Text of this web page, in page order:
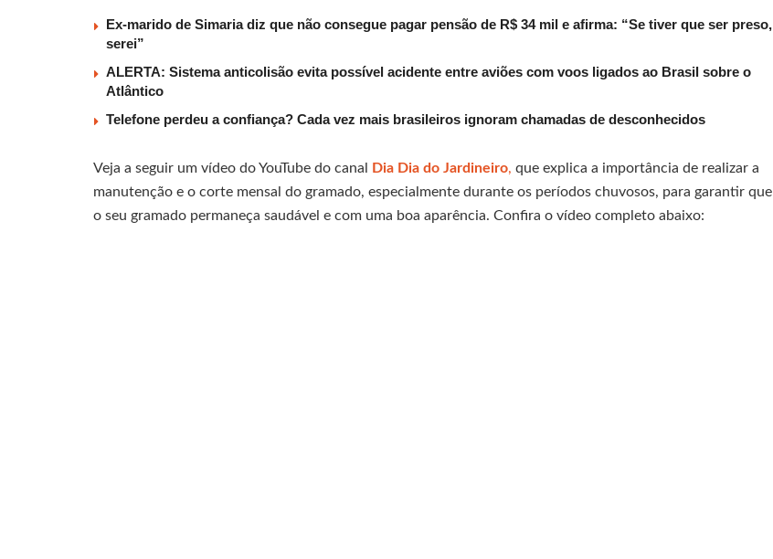
Ex-marido de Simaria diz que não consegue pagar pensão de R$ 34 mil e afirma: “Se tiver que ser preso,
serei”
ALERTA: Sistema anticolisão evita possível acidente entre aviões com voos ligados ao Brasil sobre o
Atlântico
Telefone perdeu a confiança? Cada vez mais brasileiros ignoram chamadas de desconhecidos
Veja a seguir um vídeo do YouTube do canal Dia Dia do Jardineiro, que explica a importância de realizar a
manutenção e o corte mensal do gramado, especialmente durante os períodos chuvosos, para garantir que
o seu gramado permaneça saudável e com uma boa aparência. Confira o vídeo completo abaixo: